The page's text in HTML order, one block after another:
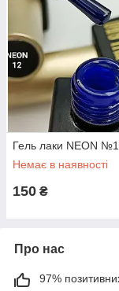
Гель лаки NEON
Немає в наявності
150 ₴
Про нас
97%